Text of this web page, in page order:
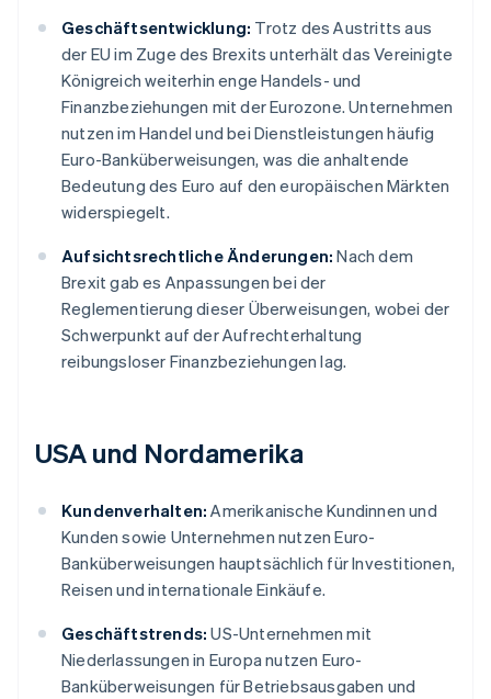
Geschäftsentwicklung: Trotz des Austritts aus
der EU im Zuge des Brexits unterhält das Vereinigte
Königreich weiterhin enge Handels- und
Finanzbeziehungen mit der Eurozone. Unternehmen
nutzen im Handel und bei Dienstleistungen häufig
Euro-Banküberweisungen, was die anhaltende
Bedeutung des Euro auf den europäischen Märkten
widerspiegelt.
Aufsichtsrechtliche Änderungen: Nach dem
Brexit gab es Anpassungen bei der
Reglementierung dieser Überweisungen, wobei der
Schwerpunkt auf der Aufrechterhaltung
reibungsloser Finanzbeziehungen lag.
USA und Nordamerika
Kundenverhalten: Amerikanische Kundinnen und
Kunden sowie Unternehmen nutzen Euro-
Banküberweisungen hauptsächlich für Investitionen,
Reisen und internationale Einkäufe.
Geschäftstrends: US-Unternehmen mit
Niederlassungen in Europa nutzen Euro-
Banküberweisungen für Betriebsausgaben und